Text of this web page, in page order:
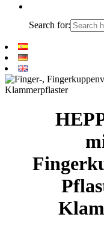
Search for: